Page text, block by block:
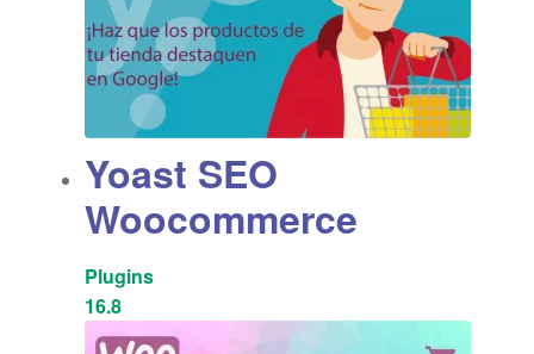
Yoast SEO
Woocommerce
Plugins
16.8